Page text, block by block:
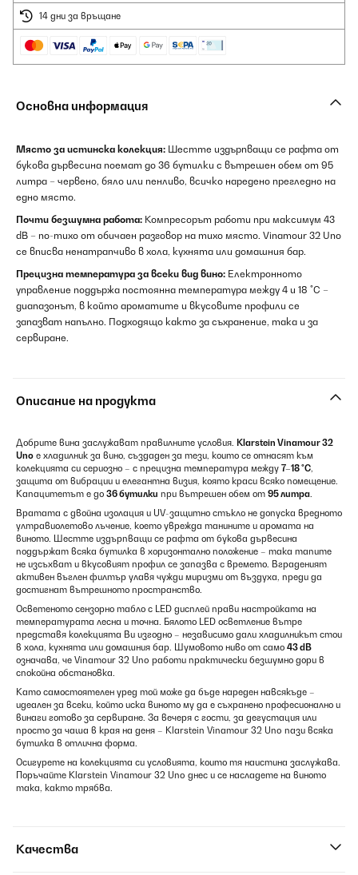
14 дни за връщане
Основна информация
Място за истинска колекция: Шестте издърпващи се рафта от
букова дървесина поемат до 36 бутилки с вътрешен обем от 95
литра – червено, бяло или пенливо, всичко наредено прегледно на
едно място.
Почти безшумна работа: Компресорът работи при максимум 43
dB – по-тихо от обичаен разговор на тихо място. Vinamour 32 Uno
се вписва ненатрапчиво в хола, кухнята или домашния бар.
Прецизна температура за всеки вид вино: Електронното
управление поддържа постоянна температура между 4 и 18 °C –
диапазонът, в който ароматите и вкусовите профили се
запазват напълно. Подходящо както за съхранение, така и за
сервиране.
Описание на продукта
Добрите вина заслужават правилните условия. Klarstein Vinamour 32
Uno е хладилник за вино, създаден за тези, които се отнасят към
колекцията си сериозно – с прецизна температура между 7–18 °C,
защита от вибрации и елегантна визия, която краси всяко помещение.
Капацитетът е до 36 бутилки при вътрешен обем от 95 литра.
Вратата с двойна изолация и UV-защитно стъкло не допуска вредното
ултравиолетово лъчение, което уврежда танините и аромата на
виното. Шестте издърпващи се рафта от букова дървесина
поддържат всяка бутилка в хоризонтално положение – така тапите
не изсъхват и вкусовият профил се запазва с времето. Вграденият
активен въглен филтър улавя чужди миризми от въздуха, преди да
достигнат вътрешното пространство.
Осветеното сензорно табло с LED дисплей прави настройката на
температурата лесна и точна. Бялото LED осветление вътре
представя колекцията Ви изгодно – независимо дали хладилникът стои
в хола, кухнята или домашния бар. Шумовото ниво от само 43 dB
означава, че Vinamour 32 Uno работи практически безшумно дори в
спокойна обстановка.
Като самостоятелен уред той може да бъде нареден навсякъде –
идеален за всеки, който иска виното му да е съхранено професионално и
винаги готово за сервиране. За вечеря с гости, за дегустация или
просто за чаша в края на деня – Klarstein Vinamour 32 Uno пази всяка
бутилка в отлична форма.
Осигурете на колекцията си условията, които тя наистина заслужава.
Поръчайте Klarstein Vinamour 32 Uno днес и се насладете на виното
така, както трябва.
Качества